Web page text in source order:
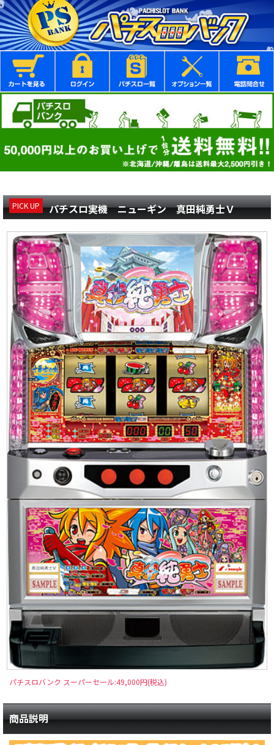
PICK UP パチスロ実機 ニューギン 真田純勇士Ｖ
パチスロバンク スーパーセール:49,000円(税込)
商品説明